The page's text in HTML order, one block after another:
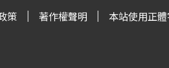
策 著作權聲明 本站使用正